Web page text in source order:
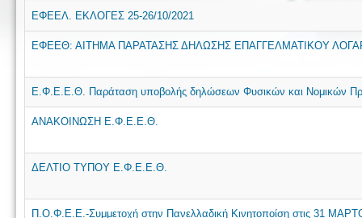
ΕΦΕΕΛ. ΕΚΛΟΓΕΣ 25-26/10/2021
ΕΦΕΕΘ: ΑΙΤΗΜΑ ΠΑΡΑΤΑΣΗΣ ΔΗΛΩΣΗΣ ΕΠΑΓΓΕΛΜΑΤΙΚΟΥ
Ε.Φ.Ε.Ε.Θ. Παράταση υποβολής δηλώσεων Φυσικών και Νομικών
ΑΝΑΚΟΙΝΩΣΗ Ε.Φ.Ε.Ε.Θ.
ΔΕΛΤΙΟ ΤΥΠΟΥ Ε.Φ.Ε.Ε.Θ.
Π.Ο.Φ.Ε.Ε.-Συμμετοχή στην Πανελλαδική Κινητοποίση στις 31